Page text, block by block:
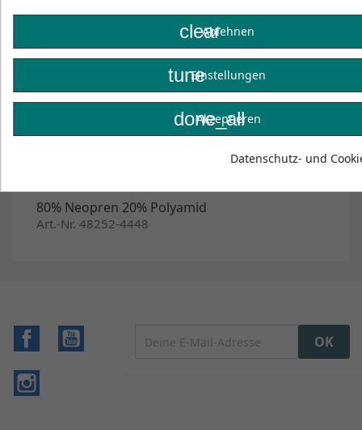
NÄHTE / HALTBARKEIT
Glued-blind stitching/Flatlock
Verstärkte Belastungspunkte
Einfacher Double-side entry
80% Neopren 20% Polyamid
Art.-Nr. 48252-4448
Facebook
clearAblehnen
tuneEinstellungen
done_all
Akzeptieren
Datenschutz- und